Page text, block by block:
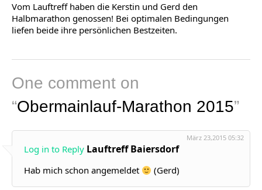
Vom Lauftreff haben die Kerstin und Gerd den
Halbmarathon genossen! Bei optimalen Bedingungen
liefen beide ihre persönlichen Bestzeiten.
One comment on
“Obermainlauf-Marathon 2015”
Log in to Reply Lauftreff Baiersdorf
März 23,2015 05:32
Hab mich schon angemeldet (Gerd)